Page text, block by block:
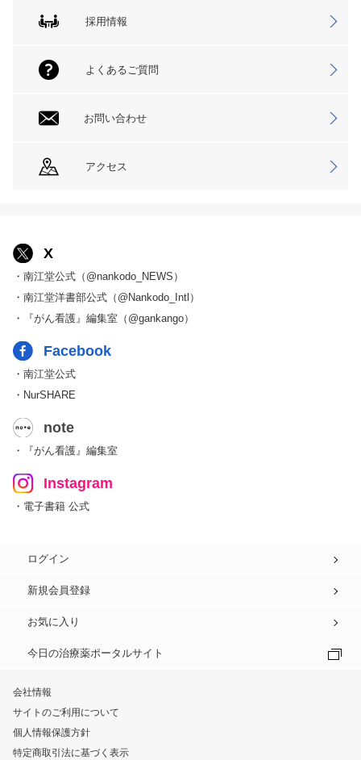
採用情報
よくあるご質問
お問い合わせ
アクセス
X
・南江堂公式（@nankodo_NEWS）
・南江堂洋書部公式（@Nankodo_Intl）
・『がん看護』編集室（@gankango）
Facebook
・南江堂公式
・NurSHARE
note
・『がん看護』編集室
Instagram
・電子書籍 公式
ログイン
新規会員登録
お気に入り
今日の治療薬ポータルサイト
会社情報
サイトのご利用について
個人情報保護方針
特定商取引法に基づく表示